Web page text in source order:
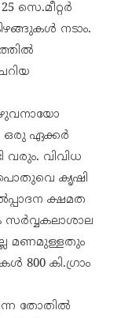
സെ.മീറ്റർ
നടാം.
ഒരു ഏക്കർ
വരും. വിവിധ
പൊതുവെ കൃഷി
ക്ഷമത
മണമുള്ളതും
800 കി.ഗ്രാം
തോതിൽ